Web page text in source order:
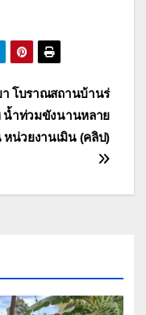
า โบราณสถานบ้านร่
น้ำท่วมขังนานหลาย
หน่วยงานเมิน (คลิป)